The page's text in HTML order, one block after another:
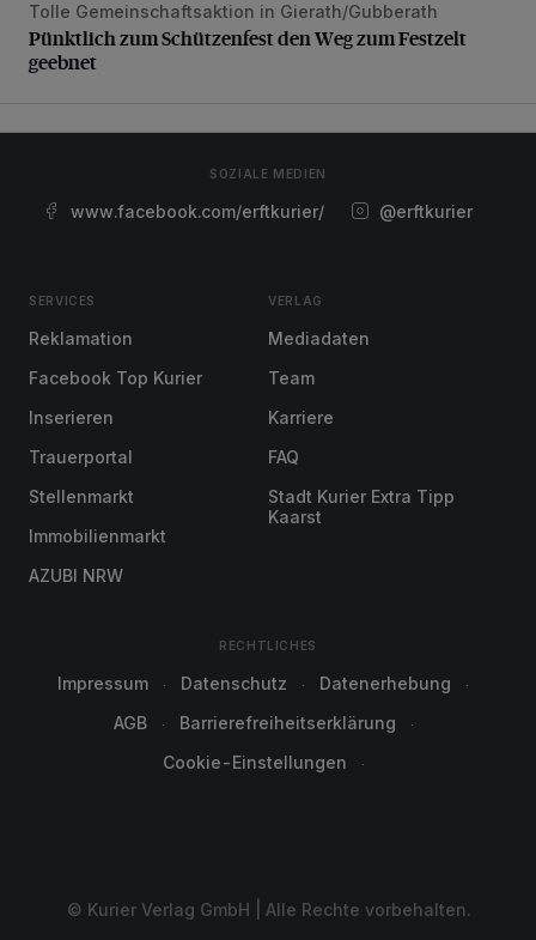
Pünktlich zum Schützenfest den Weg zum Festzelt
Tolle Gemeinschaftsaktion in Gierath/Gubberath
Pünktlich zum Schützenfest den Weg zum Festzelt
geebnet
SOZIALE MEDIEN
www.facebook.com/erftkurier/ @erftkurier
SERVICES
Reklamation
Facebook Top Kurier
Inserieren
Trauerportal
Stellenmarkt
Immobilienmarkt
AZUBI NRW
VERLAG
Mediadaten
Team
Karriere
FAQ
Stadt Kurier Extra Tipp
Kaarst
RECHTLICHES
Impressum Datenschutz
Datenerhebung
AGB
Barrierefreiheitserklärung
Cookie-Einstellungen
© Kurier Verlag GmbH | Alle Rechte vorbehalten.